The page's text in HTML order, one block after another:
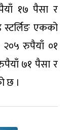
१७ पैसा र
एकको
२०५ रुपैयाँ ०१
७१ पैसा र
छ ।